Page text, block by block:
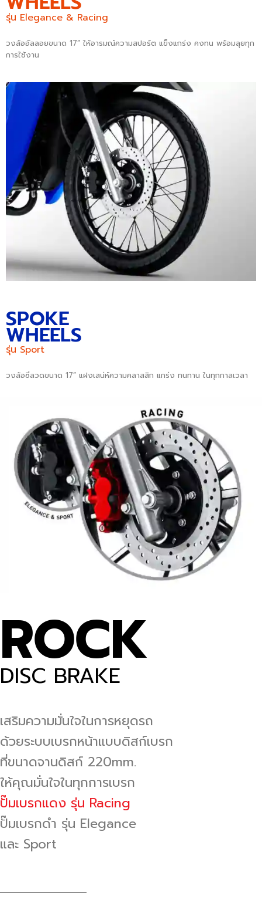
รุ่น Elegance & Racing
วงล้ออัลลอยขนาด 17” ให้อารมณ์ความสปอร์ต แข็งแกร่ง คงทน พร้อมลุยทุก
การใช้งาน
SPOKE
WHEELS
รุ่น Sport
วงล้อซี่ลวดขนาด 17” แฝงเสน่ห์ความคลาสสิก แกร่ง ทนทาน ในทุกกาลเวลา
ROCK
DISC BRAKE
เสริมความมั่นใจในการหยุดรถ
ด้วยระบบเบรกหน้าแบบดิสก์เบรก
ที่ขนาดจานดิสก์ 220mm.
ให้คุณมั่นใจในทุกการเบรก
ปั๊มเบรกแดง รุ่น Racing
ปั๊มเบรกดำ รุ่น Elegance
และ Sport